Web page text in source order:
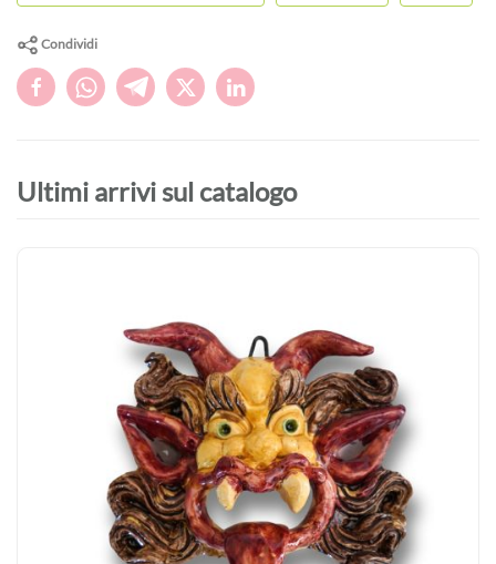
Condividi
Ultimi arrivi sul catalogo